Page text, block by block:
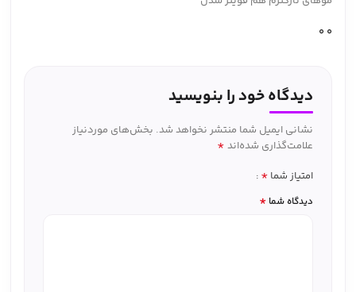
0
0
دیدگاه خود را بنویسید
نشانی ایمیل شما منتشر نخواهد شد. بخش‌های موردنیاز
علامت‌گذاری شده‌اند *
امتیاز شما *
دیدگاه شما *